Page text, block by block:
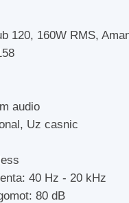
120, 160W RMS,
audio
Uz casnic
40 Hz - 20 kHz
80 dB